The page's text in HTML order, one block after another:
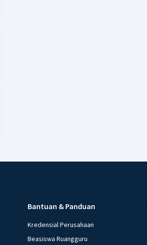
Bantuan & Panduan
Kredensial Perusahaan
Beasiswa Ruangguru